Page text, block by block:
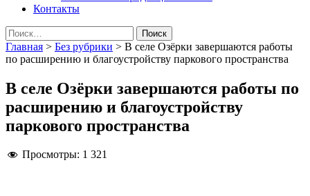
Контакты
Найти:
Главная > Без рубрики > В селе Озёрки завершаются работы
по расширению и благоустройству паркового пространства
В селе Озёрки завершаются работы по
расширению и благоустройству
паркового пространства
Просмотры: 1 321